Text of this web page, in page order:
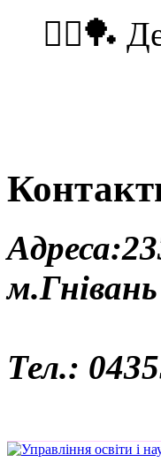
🏃‍♂️🏓
Тел.: